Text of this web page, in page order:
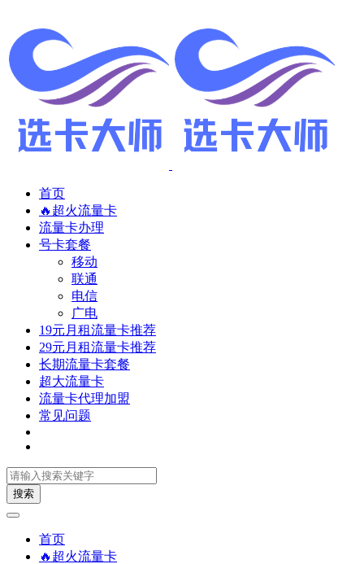
首页
🔥超火流量卡
流量卡办理
号卡套餐
移动
联通
电信
广电
19元月租流量卡推荐
29元月租流量卡推荐
长期流量卡套餐
超大流量卡
流量卡代理加盟
常见问题
搜索
首页
🔥超火流量卡